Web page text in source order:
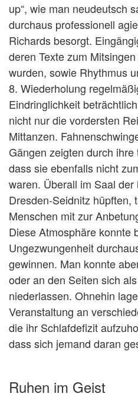
up“, wie man neudeutsch
durchaus professionell
Richards besorgt.
deren Texte zum
wurden, sowie Rhythmus
8. Wiederholung
Eindringlichkeit
nicht nur die vordersten
Mittanzen.
Gängen zeigten durch
dass sie ebenfalls nicht
waren. Überall im Saal
Dresden-Seidnitz hüpften,
Menschen mit zur
Diese Atmosphäre konnte
Ungezwungenheit
gewinnen. Man konnte
oder an den Seiten sich
niederlassen. Ohnehin
Veranstaltung an
die ihr Schlafdefizit
dass sich jemand daran
Ruhen im Geist